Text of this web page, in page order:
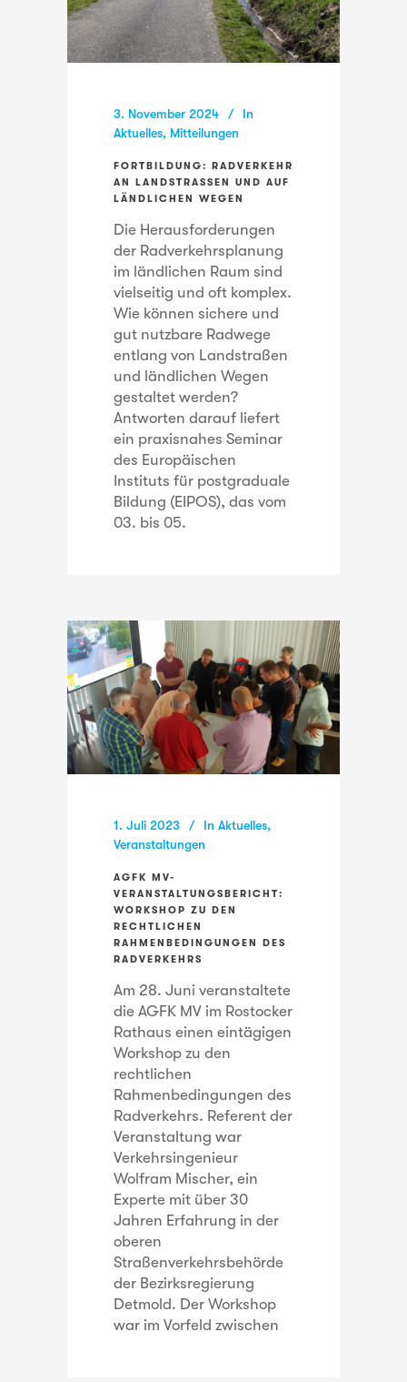
3. November 2024
In
Aktuelles, Mitteilungen
FORTBILDUNG: RADVERKEHR
AN LANDSTRASSEN UND AUF L
ÄNDLICHEN WEGEN
Die Herausforderungen
der Radverkehrsplanung
im ländlichen Raum sind
vielseitig und oft komplex.
Wie können sichere und
gut nutzbare Radwege
entlang von Landstraßen
und ländlichen Wegen
gestaltet werden?
Antworten darauf liefert
ein praxisnahes Seminar
des Europäischen
Instituts für postgraduale
Bildung (EIPOS), das vom
03. bis 05.
1. Juli 2023 In Aktuelles,
Veranstaltungen
AGFK MV-
VERANSTALTUNGSBERICHT:
WORKSHOP ZU DEN
RECHTLICHEN
RAHMENBEDINGUNGEN DES
RADVERKEHRS
Am 28. Juni veranstaltete
die AGFK MV im Rostocker
Rathaus einen eintägigen
Workshop zu den
rechtlichen
Rahmenbedingungen des
Radverkehrs. Referent der
Veranstaltung war
Verkehrsingenieur
Wolfram Mischer, ein
Experte mit über 30
Jahren Erfahrung in der
oberen
Straßenverkehrsbehörde
der Bezirksregierung
Detmold. Der Workshop
war im Vorfeld zwischen